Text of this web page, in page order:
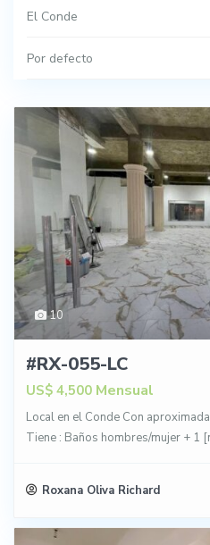
El Conde
Por defecto
10
#RX-055-LC
US$ 4,500 Mensual
Local en el Conde Con
Tiene : Baños hombres/mujer + 1
Roxana Oliva Richard